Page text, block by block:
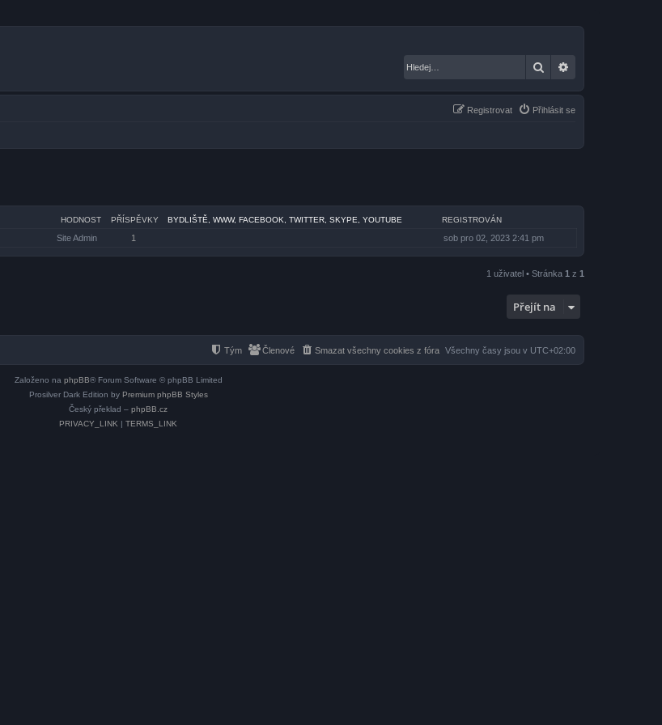
Hledat
Přihlásit se
Registrovat
HODNOST PŘÍSPĚVKY BYDLIŠTĚ, WWW, FACEBOOK, TWITTER, SKYPE, YOUTUBE REGISTROVÁN
Site Admin 1 sob pro 02, 2023 2:41 pm
1 uživatel • Stránka 1 z 1
Přejít na
Všechny časy jsou v UTC+02:00
Smazat všechny cookies z fóra
Členové
Tým
Založeno na phpBB® Forum Software © phpBB Limited
Prosilver Dark Edition by Premium phpBB Styles
Český překlad – phpBB.cz
PRIVACY_LINK | TERMS_LINK